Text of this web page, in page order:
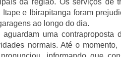
da região. Os serviços de
Itape e Ibirapitanga foram
ao longo do dia.
aguardam uma
normais. Até o